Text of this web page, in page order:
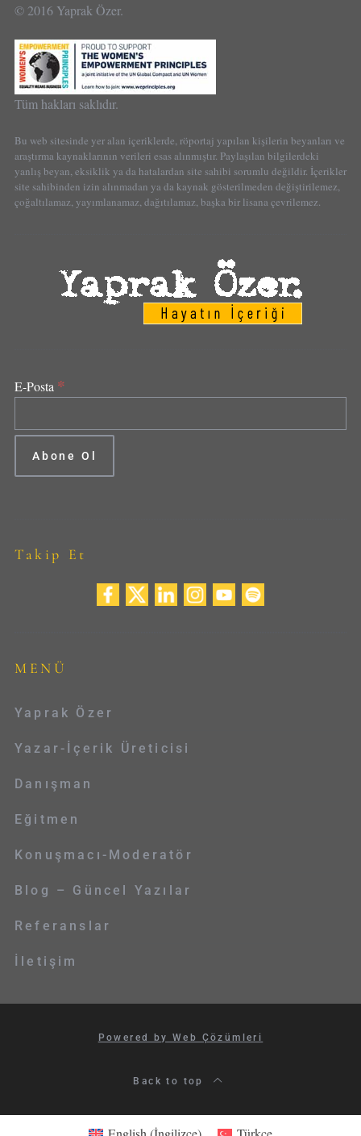
© 2016 Yaprak Özer.
Tüm hakları saklıdır.
Bu web sitesinde yer alan içeriklerde, röportaj yapılan kişilerin beyanları ve
araştırma kaynaklarının verileri esas alınmıştır. Paylaşılan bilgilerdeki
yanlış beyan, eksiklik ya da hatalardan site sahibi sorumlu değildir. İçerikler
site sahibinden izin alınmadan ya da kaynak gösterilmeden değiştirilemez,
çoğaltılamaz, yayımlanamaz, dağıtılamaz, başka bir lisana çevrilemez.
E-Posta *
Takip Et
MENÜ
Yaprak Özer
Yazar-İçerik Üreticisi
Danışman
Eğitmen
Konuşmacı-Moderatör
Blog – Güncel Yazılar
Referanslar
İletişim
Powered by Web Çözümleri
Back to top